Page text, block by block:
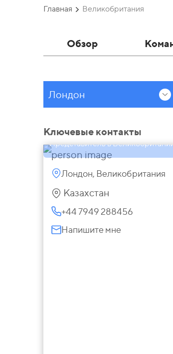
Главная Великобритания
Обзор
Лондон
Ключевые контакты
Алия Аралбаева
Партнер, Казахстан;
Представитель в
Лондон, Великобритания
Казахстан
+44 7949 288456
Напишите мне